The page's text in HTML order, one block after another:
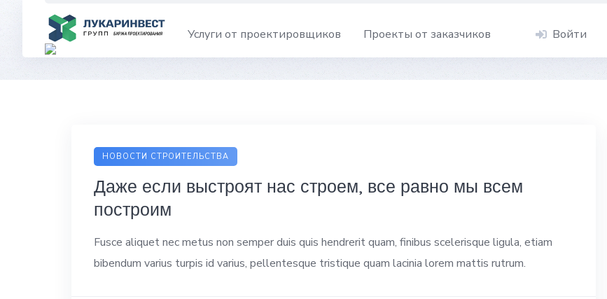
Услуги от проектировщиков Проекты от заказчиков Войти
НОВОСТИ СТРОИТЕЛЬСТВА
Даже если выстроят нас строем, все равно мы всем
построим
Fusce aliquet nec metus non semper duis quis hendrerit quam, finibus scelerisque ligula, etiam
bibendum varius turpis id varius, pellentesque tristique quam lacinia lorem mattis rutrum.